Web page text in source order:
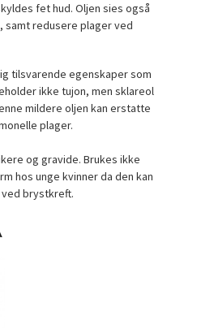
fet hud. Oljen sies også
redusere plager ved
tilsvarende egenskaper som
ikke tujon, men sklareol
mildere oljen kan erstatte
plager.
og gravide. Brukes ikke
hos unge kvinner da den kan
brystkreft.